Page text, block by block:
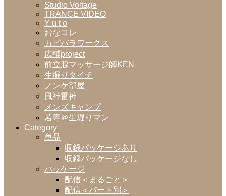
Studio Voltage
TRANCE VIDEO
Y u t o
おなコレ
カピバラワークス
広輔project
前立腺マッサージ師KEN
生掘りタイチ
ノンケ部屋
風神雷神
メンズキャンプ
若専＠生堀りマン
Category
単品
収録パッケージあり
収録パッケージなし
パッケージ
配信＜まるごと＞
配信＜パート別＞